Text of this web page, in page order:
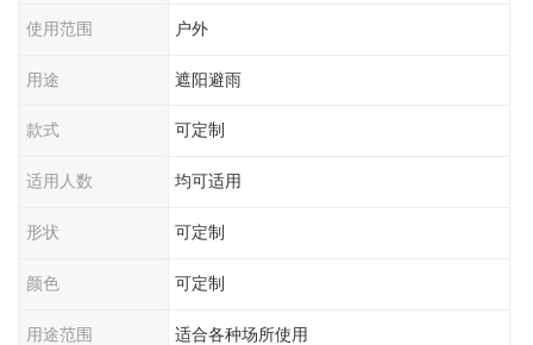
使用范围 户外
用途 遮阳避雨
款式 可定制
适用人数 均可适用
形状 可定制
颜色 可定制
用途范围 适合各种场所使用